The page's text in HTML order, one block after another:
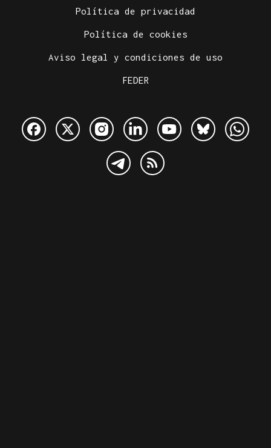
Política de privacidad
Política de cookies
Aviso legal y condiciones de uso
FEDER